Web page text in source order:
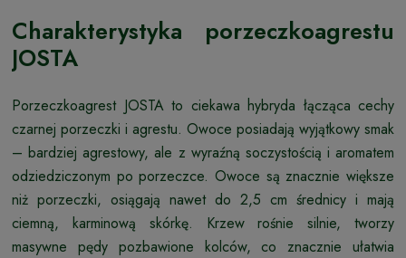
Charakterystyka porzeczkoagrestu
JOSTA
Porzeczkoagrest JOSTA to ciekawa hybryda łącząca cechy
czarnej porzeczki i agrestu. Owoce posiadają wyjątkowy smak
– bardziej agrestowy, ale z wyraźną soczystością i aromatem
odziedziczonym po porzeczce. Owoce są znacznie większe
niż porzeczki, osiągają nawet do 2,5 cm średnicy i mają
ciemną, karminową skórkę. Krzew rośnie silnie, tworzy
masywne pędy pozbawione kolców, co znacznie ułatwia